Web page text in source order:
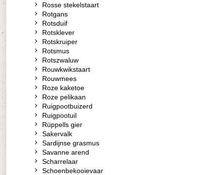
Rosse stekelstaart
Rotgans
Rotsduif
Rotsklever
Rotskruiper
Rotsmus
Rotszwaluw
Rouwkwikstaart
Rouwmees
Roze kaketoe
Roze pelikaan
Ruigpootbuizerd
Ruigpootuil
Rüppells gier
Sakervalk
Sardijnse grasmus
Savanne arend
Scharrelaar
Schoenbekooievaar